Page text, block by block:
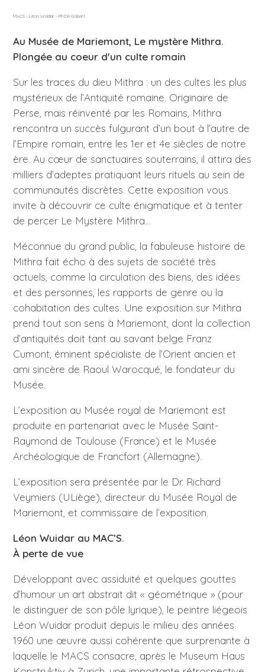
MACS - Léon Wuidar - Ph De Gobert
Au Musée de Mariemont, Le mystère Mithra.
Plongée au coeur d'un culte romain
Sur les traces du dieu Mithra : un des cultes les plus
mystérieux de l’Antiquité romaine. Originaire de
Perse, mais réinventé par les Romains, Mithra
rencontra un succès fulgurant d’un bout à l’autre de
l’Empire romain, entre les 1er et 4e siècles de notre
ère. Au cœur de sanctuaires souterrains, il attira des
milliers d’adeptes pratiquant leurs rituels au sein de
communautés discrètes. Cette exposition vous
invite à découvrir ce culte énigmatique et à tenter
de percer Le Mystère Mithra…
Méconnue du grand public, la fabuleuse histoire de
Mithra fait écho à des sujets de société très
actuels, comme la circulation des biens, des idées
et des personnes, les rapports de genre ou la
cohabitation des cultes. Une exposition sur Mithra
prend tout son sens à Mariemont, dont la collection
d’antiquités doit tant au savant belge Franz
Cumont, éminent spécialiste de l’Orient ancien et
ami sincère de Raoul Warocqué, le fondateur du
Musée.
L’exposition au Musée royal de Mariemont est
produite en partenariat avec le Musée Saint-
Raymond de Toulouse (France) et le Musée
Archéologique de Francfort (Allemagne).
L’exposition sera présentée par le Dr. Richard
Veymiers (ULiège), directeur du Musée Royal de
Mariemont, et commissaire de l’exposition.
Léon Wuidar au MAC’S.
À perte de vue
Développant avec assiduité et quelques gouttes
d’humour un art abstrait dit « géométrique » (pour
le distinguer de son pôle lyrique), le peintre liégeois
Léon Wuidar produit depuis le milieu des années
1960 une œuvre aussi cohérente que surprenante à
laquelle le MACS consacre, après le Museum Haus